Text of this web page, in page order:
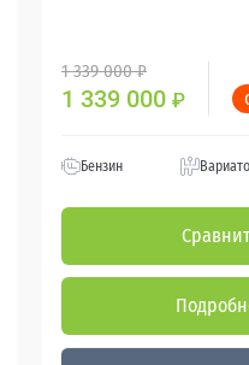
1 339 000 ₽
1 339 000 ₽
Бензин